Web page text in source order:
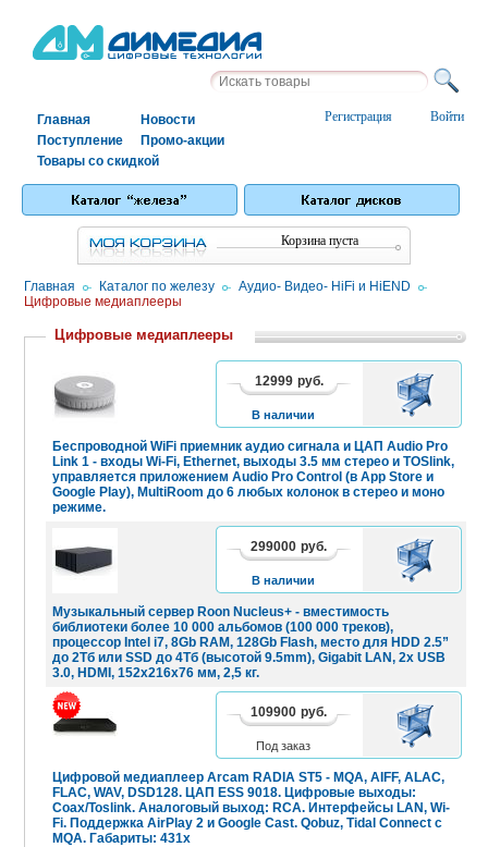
Войти
Регистрация
Главная
Новости
Поступление
Промо-акции
Товары со скидкой
Корзина пуста
Главная / Каталог по железу / Аудио- Видео- HiFi и HiEND /
Цифровые медиаплееры
Цифровые медиаплееры
Беспроводной WiFi приемник аудио сигнала и ЦАП Audio Pro
Link 1 - входы Wi-Fi, Ethernet, выходы 3.5 мм стерео и TOSlink,
управляется приложением Audio Pro Control (в App Store и
Google Play), MultiRoom до 6 любых колонок в стерео и моно
режиме.
12999 руб.
В наличии
В
КОРЗИНУ
Музыкальный сервер Roon Nucleus+ - вместимость
библиотеки более 10 000 альбомов (100 000 треков),
процессор Intel i7, 8Gb RAM, 128Gb Flash, место для HDD 2.5”
до 2Тб или SSD до 4Тб (высотой 9.5mm), Gigabit LAN, 2x USB
3.0, HDMI, 152х216х76 мм, 2,5 кг.
299000 руб.
В наличии
В
КОРЗИНУ
Цифровой медиаплеер Arcam RADIA ST5 - MQA, AIFF, ALAC,
FLAC, WAV, DSD128. ЦАП ESS 9018. Цифровые выходы:
Coax/Toslink. Аналоговый выход: RCA. Интерфейсы LAN, Wi-
Fi. Поддержка AirPlay 2 и Google Cast. Qobuz, Tidal Connect с
MQA. Габариты: 431x
109900 руб.
Под заказ
В
КОРЗИНУ